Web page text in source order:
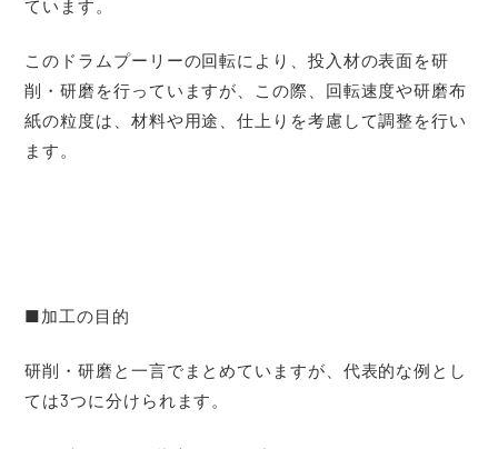
ています。
このドラムプーリーの回転により、投入材の表面を研
削・研磨を行っていますが、この際、回転速度や研磨布
紙の粒度は、材料や用途、仕上りを考慮して調整を行い
ます。
■加工の目的
研削・研磨と一言でまとめていますが、代表的な例とし
ては3つに分けられます。